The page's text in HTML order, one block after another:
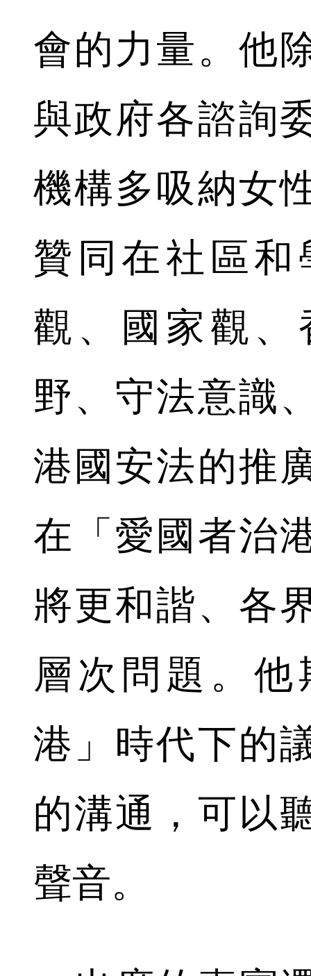
會的力量。他
與政府各諮詢
機構多吸納女
贊同在社區
觀、國家觀
野、守法意識
港國安法的推
在「愛國者治
將更和諧、各
層次問題。
港」時代下的
的溝通，可以
聲音。